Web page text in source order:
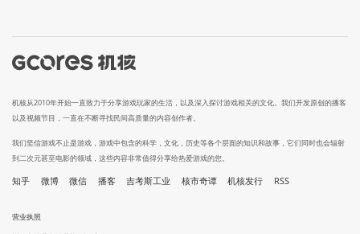
机核从2010年开始一直致力于分享游戏玩家的生活，以及深入探讨游戏相关的文化。我们开发原创的播客
以及视频节目，一直在不断寻找民间高质量的内容创作者。
我们坚信游戏不止是游戏，游戏中包含的科学，文化，历史等各个层面的知识和故事，它们同时也会辐射
到二次元甚至电影的领域，这些内容非常值得分享给热爱游戏的您。
知乎 微博 微信 播客 吉考斯工业 核市奇谭 机核发行 RSS
营业执照